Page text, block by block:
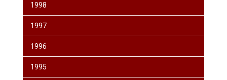
1998
1997
1996
1995